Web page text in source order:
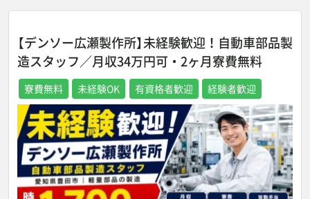
【デンソー広瀬製作所】未経験歓迎！自動車部品製
造スタッフ／月収34万円可・2ヶ月寮費無料
寮費無料 未経験OK 有資格者歓迎 経験者歓迎